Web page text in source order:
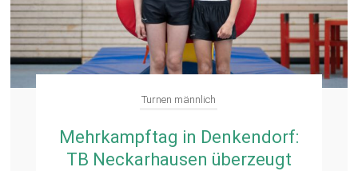
Turnen männlich
Mehrkampftag in Denkendorf:
TB Neckarhausen überzeugt